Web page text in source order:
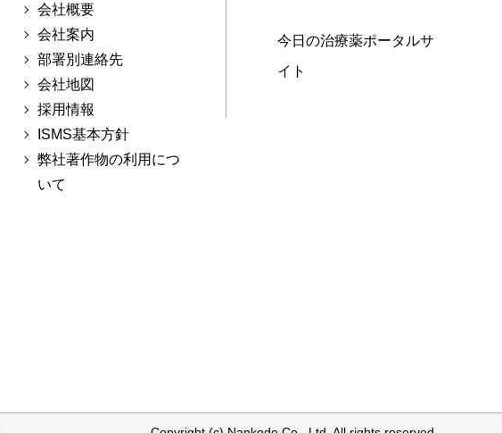
会社概要
会社案内
部署別連絡先
会社地図
採用情報
ISMS基本方針
弊社著作物の利用につ
いて
今日の治療薬ポータルサ
イト